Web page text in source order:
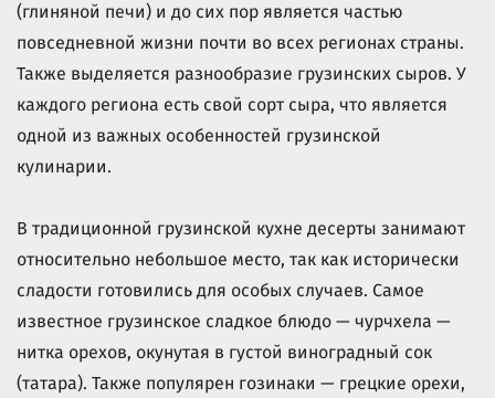
(глиняной печи) и до сих пор является частью
повседневной жизни почти во всех регионах страны.
Также выделяется разнообразие грузинских сыров. У
каждого региона есть свой сорт сыра, что является
одной из важных особенностей грузинской
кулинарии.
В традиционной грузинской кухне десерты занимают
относительно небольшое место, так как исторически
сладости готовились для особых случаев. Самое
известное грузинское сладкое блюдо — чурчхела —
нитка орехов, окунутая в густой виноградный сок
(татара). Также популярен гозинаки — грецкие орехи,